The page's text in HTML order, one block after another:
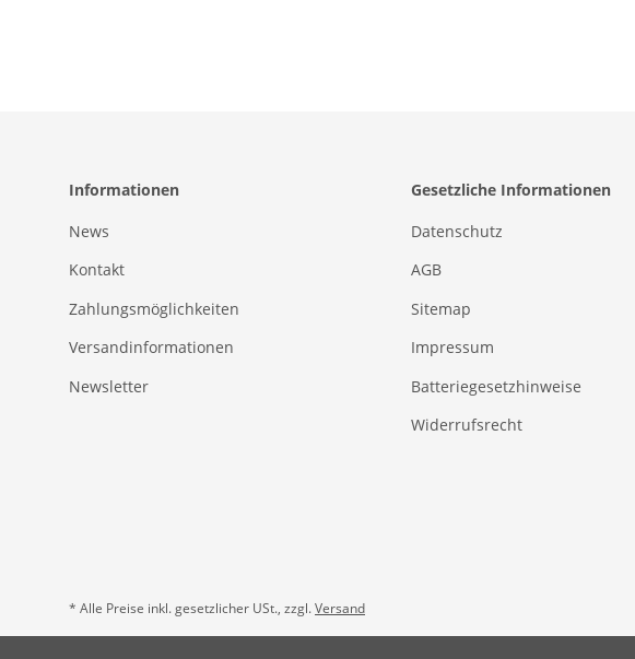
Informationen
News
Kontakt
Zahlungsmöglichkeiten
Versandinformationen
Newsletter
Gesetzliche Informationen
Datenschutz
AGB
Sitemap
Impressum
Batteriegesetzhinweise
Widerrufsrecht
* Alle Preise inkl. gesetzlicher USt., zzgl.Versand